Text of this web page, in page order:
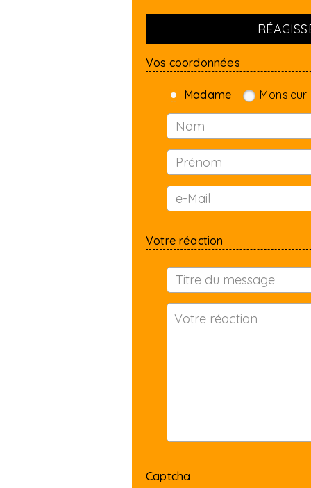
Vos coordonnées
Madame Monsieur
Votre réaction
Captcha